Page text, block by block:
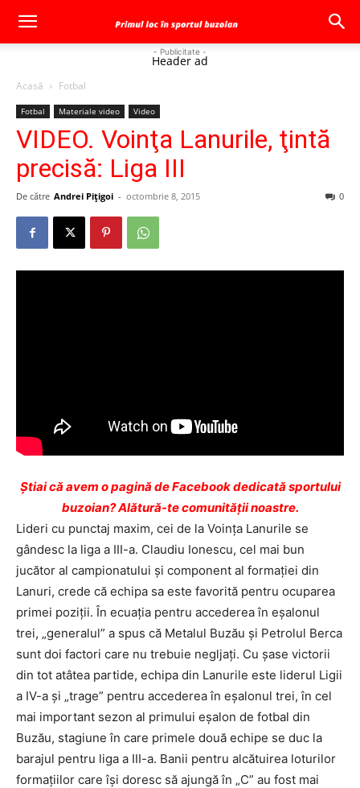
- Publicitate -
Header ad
Acasă Fotbal
Fotbal Materiale video Video
VIDEO. Voinţa Lanurile, ţintă
precisă: Liga III
De către Andrei Pițigoi - octombrie 8, 2015 0
Ştiai că avem o pagină de Facebook dedicată sportului
buzoian? Alătură-te comunității noastre.
Lideri cu punctaj maxim, cei de la Voinţa Lanurile se
gândesc la liga a III-a. Claudiu Ionescu, cel mai bun
jucător al campionatului şi component al formaţiei din
Lanuri, crede că echipa sa este favorită pentru ocuparea
primei poziţii. În ecuaţia pentru accederea în eşalonul
trei, „generalul” a spus că Metalul Buzău şi Petrolul Berca
sunt doi factori care nu trebuie negljaţi. Cu şase victorii
din tot atâtea partide, echipa din Lanurile este liderul Ligii
a IV-a şi „trage” pentru accederea în eşalonul trei, în cel
mai important sezon al primului eşalon de fotbal din
Buzău, stagiune în care primele două echipe se duc la
barajul pentru liga a III-a. Banii pentru alcătuirea loturilor
formaţiilor care îşi doresc să ajungă în „C” au fost mai